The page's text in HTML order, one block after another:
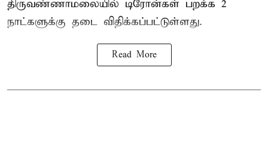
திருவண்ணாமலையில் டிரோன்கள் பறக்க 2
நாட்களுக்கு தடை விதிக்கப்பட்டுள்ளது.
Read More